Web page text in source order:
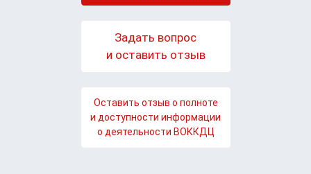
Задать вопрос
и оставить отзыв
Оставить отзыв о полноте
и доступности информации
о деятельности ВОККДЦ